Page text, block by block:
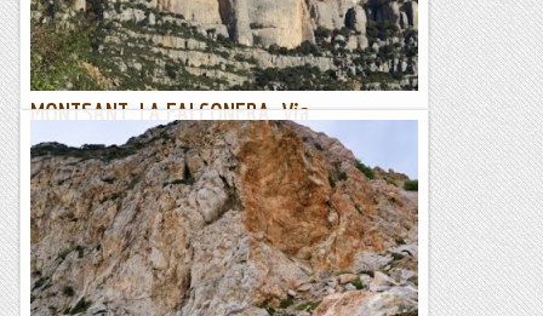
Joan asín
MONTSANT. LA FALCONERA. Via
PRIMAVERA.
22/11/17. Aquest dimecres m’acullen els Josep’s, la colla dels
dimecres no poden sortir, i ves per on quedem per anar al
Montsant a la via Primavera. Aquesta via és de les...
Joan asín